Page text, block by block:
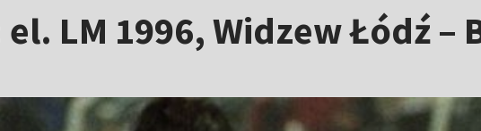
LM 1996, Widzew Łódź